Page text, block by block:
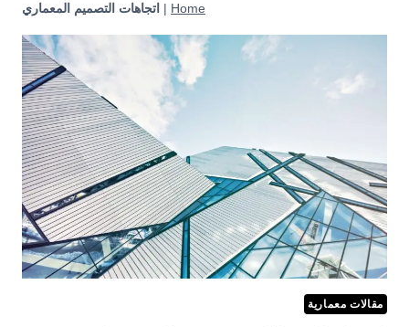
Home
| اتجاهات التصميم المعماري
مقالات معمارية